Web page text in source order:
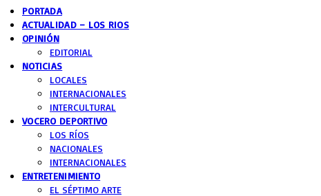
PORTADA
ACTUALIDAD – LOS RIOS
OPINIÓN
EDITORIAL
NOTICIAS
LOCALES
INTERNACIONALES
INTERCULTURAL
VOCERO DEPORTIVO
LOS RÍOS
NACIONALES
INTERNACIONALES
ENTRETENIMIENTO
EL SÉPTIMO ARTE